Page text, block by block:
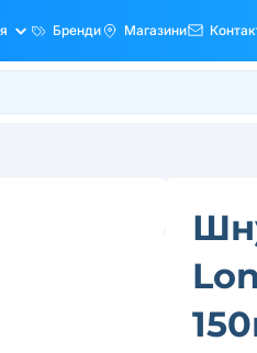
Бренди Магазини